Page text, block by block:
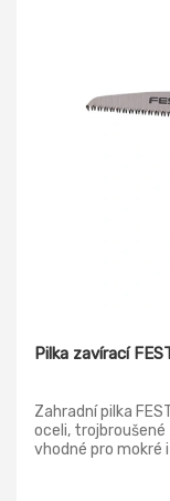
Pilka zavírací
Zahradní pilka
oceli,
vhodné pro mokré